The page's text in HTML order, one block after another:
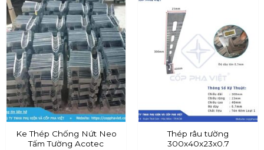
Ke Thép Chống Nứt Neo
Tấm Tường Acotec
Thép râu tường
300x40x23x0.7